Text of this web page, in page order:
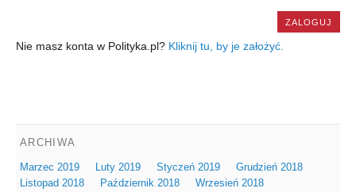
Nie masz konta w Polityka.pl? Kliknij tu, by je założyć.
ARCHIWA
Marzec 2019 Luty 2019 Styczeń 2019
Grudzień 2018
Listopad 2018
Październik 2018
Wrzesień 2018